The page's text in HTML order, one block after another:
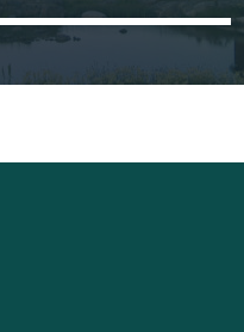
Vänsterpartiet